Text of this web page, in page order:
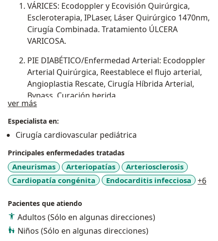
VÁRICES: Ecodoppler y Ecovisión Quirúrgica,
Escleroterapia, IPLaser, Láser Quirúrgico 1470nm,
Cirugía Combinada. Tratamiento ÚLCERA
VARICOSA.
PIE DIABÉTICO/Enfermedad Arterial: Ecodoppler
Arterial Quirúrgica, Reestablece el flujo arterial,
Angioplastia Rescate, Cirugía Híbrida Arterial,
Bypass. Curación herida.
Radiografía/Tomografía/Cirugía Ravitch
Modificado/Cirugía Nuss (barra)/Resecciones
costales.
HIPERHIDROSIS: simpatectomía
videotoracoscopica.
TRAUMA TORÁCICO: Drenaje toracico, Cirugía
Videotoracoscopica/Abierta, Estabilización
Costillas, Esternón, Pared Torácico.
ver más
Especialista en:
Cirugía cardiovascular pediátrica
Principales enfermedades tratadas
Aneurismas Arteriopatías
Arteriosclerosis
Cardiopatía congénita
Endocarditis infecciosa +6
Pacientes que atiendo
Adultos (Sólo en algunas direcciones)
Niños (Sólo en algunas direcciones)